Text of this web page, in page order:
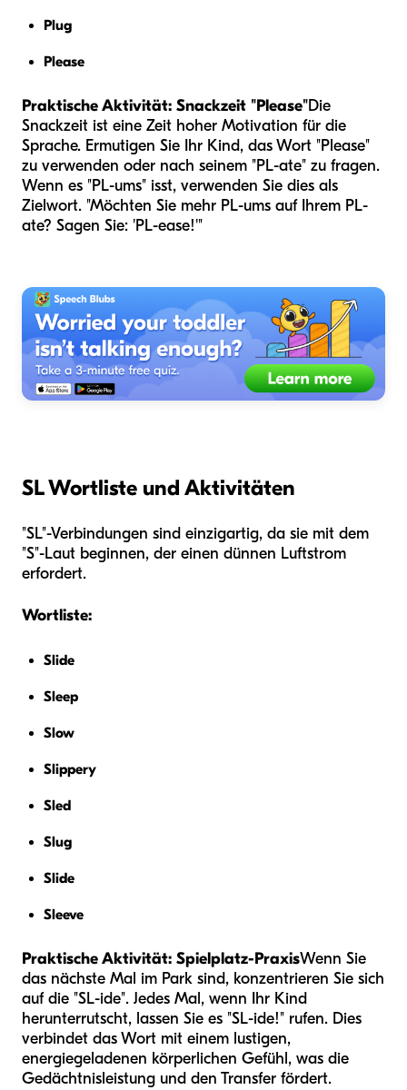
Plug
Please
Praktische Aktivität: Snackzeit "Please"Die
Snackzeit ist eine Zeit hoher Motivation für die
Sprache. Ermutigen Sie Ihr Kind, das Wort "Please"
zu verwenden oder nach seinem "PL-ate" zu fragen.
Wenn es "PL-ums" isst, verwenden Sie dies als
Zielwort. "Möchten Sie mehr PL-ums auf Ihrem PL-
ate? Sagen Sie: 'PL-ease!'"
SL Wortliste und Aktivitäten
"SL"-Verbindungen sind einzigartig, da sie mit dem
"S"-Laut beginnen, der einen dünnen Luftstrom
erfordert.
Wortliste:
Slide
Sleep
Slow
Slippery
Sled
Slug
Slide
Sleeve
Praktische Aktivität: Spielplatz-PraxisWenn Sie
das nächste Mal im Park sind, konzentrieren Sie sich
auf die "SL-ide". Jedes Mal, wenn Ihr Kind
herunterrutscht, lassen Sie es "SL-ide!" rufen. Dies
verbindet das Wort mit einem lustigen,
energiegeladenen körperlichen Gefühl, was die
Gedächtnisleistung und den Transfer fördert.